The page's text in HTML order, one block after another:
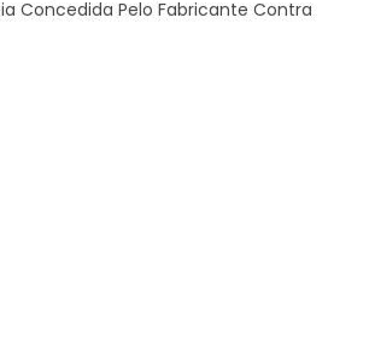
Concedida Pelo Fabricante Contra